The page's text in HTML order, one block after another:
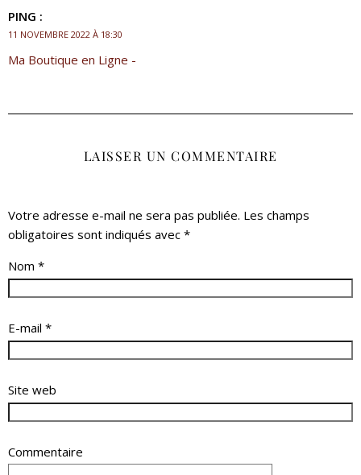
PING :
11 NOVEMBRE 2022 À 18:30
Ma Boutique en Ligne -
LAISSER UN COMMENTAIRE
Votre adresse e-mail ne sera pas publiée. Les champs
obligatoires sont indiqués avec *
Nom *
E-mail *
Site web
Commentaire